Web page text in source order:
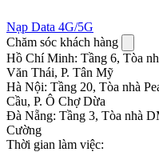
Nạp Data 4G/5G
Chăm sóc khách hàng
Hồ Chí Minh: Tầng 6, Tòa
Văn Thái, P. Tân Mỹ
Hà Nội: Tầng 20, Tòa nhà
Cầu, P. Ô Chợ Dừa
Đà Nẵng: Tầng 3, Tòa nhà
Cường
Thời gian làm việc: